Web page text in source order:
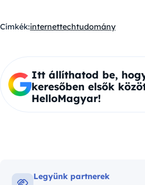
Címkék:internettechtudomány
Itt állíthatod be,
keresőben elsők
HelloMagyar!
Legyünk partnerek